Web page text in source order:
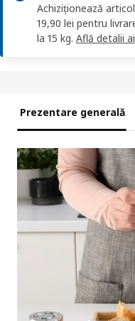
Achiziționează
19,90 lei pentru
la 15 kg. Află detalii
Prezentare generală